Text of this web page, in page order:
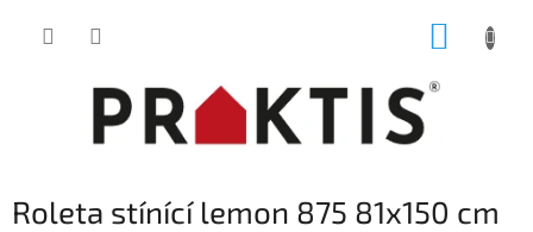
Roleta stínící lemon 875 81x150 cm